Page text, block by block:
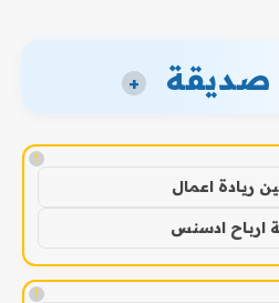
صديقة +
!
ريادة اعمال
ارباح ادسنس
!